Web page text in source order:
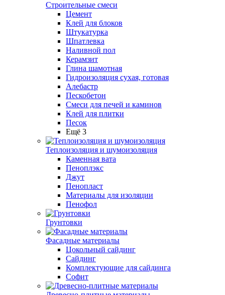
Строительные смеси
Цемент
Клей для блоков
Штукатурка
Шпатлевка
Наливной пол
Керамзит
Глина шамотная
Гидроизоляция сухая, готовая
Алебастр
Пескобетон
Смеси для печей и каминов
Клей для плитки
Песок
Ещё 3
Теплоизоляция и шумоизоляция
Каменная вата
Пеноплэкс
Джут
Пенопласт
Материалы для изоляции
Пенофол
Грунтовки
Фасадные материалы
Цокольный сайдинг
Сайдинг
Комплектующие для сайдинга
Софит